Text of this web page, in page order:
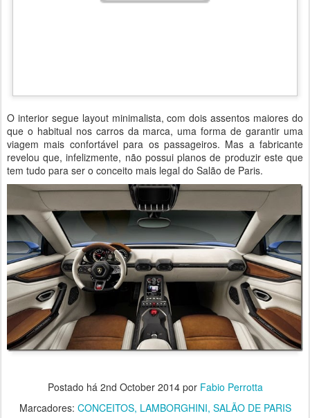
O interior segue layout minimalista, com dois assentos maiores do
que o habitual nos carros da marca, uma forma de garantir uma
viagem mais confortável para os passageiros. Mas a fabricante
revelou que, infelizmente, não possui planos de produzir este que
tem tudo para ser o conceito mais legal do Salão de Paris.
Postado há 2nd October 2014por Fabio Perrotta
Marcadores: CONCEITOS LAMBORGHINI SALÃO DE PARIS